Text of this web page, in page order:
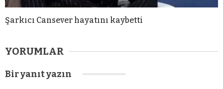
Şarkıcı Cansever hayatını kaybetti
YORUMLAR
Bir yanıt yazın